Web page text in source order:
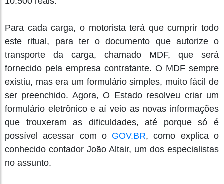
Para cada carga, o motorista terá que cumprir todo
este ritual, para ter o documento que autorize o
transporte da carga, chamado MDF, que será
fornecido pela empresa contratante. O MDF sempre
existiu, mas era um formulário simples, muito fácil de
ser preenchido. Agora, O Estado resolveu criar um
formulário eletrônico e aí veio as novas informações
que trouxeram as dificuldades, até porque só é
possível acessar com o GOV.BR, como explica o
conhecido contador João Altair, um dos especialistas
no assunto.